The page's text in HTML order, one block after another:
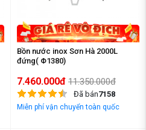
Bồn nước inox Sơn Hà 2000L
đứng( Φ1380)
7.460.000đ 11.350.000đ
Đã bán7158
Miễn phí vận chuyển toàn quốc